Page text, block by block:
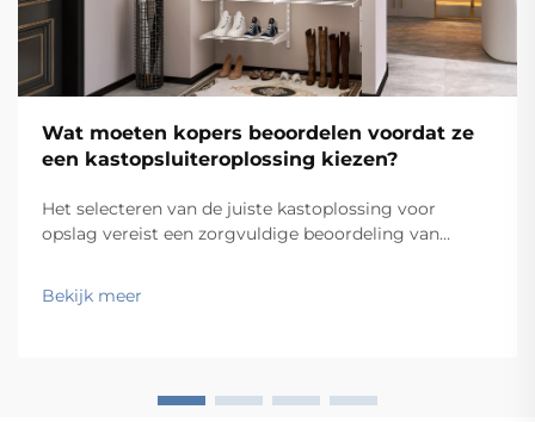
Wat moeten kopers beoordelen voordat ze
een kastopsluiteroplossing kiezen?
Het selecteren van de juiste kastoplossing voor
opslag vereist een zorgvuldige beoordeling van
functionaliteit, duurzaamheid en
langetermijnvoldoening. Kopers die zich haasten met
Bekijk meer